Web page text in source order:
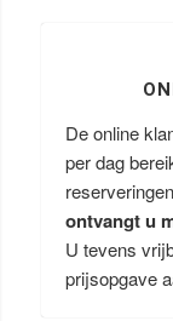
De online
per dag
ontvangt u
U tevens
prijsopgave